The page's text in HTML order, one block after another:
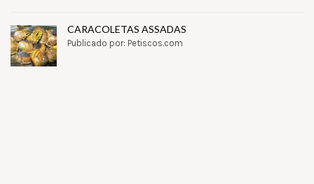
CARACOLETAS ASSADAS
Publicado por: Petiscos.com